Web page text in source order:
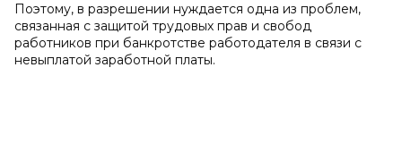
Поэтому, в разрешении нуждается одна из проблем,
связанная с защитой трудовых прав и свобод
работников при банкротстве работодателя в связи с
невыплатой заработной платы.